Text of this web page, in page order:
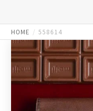
HOME 558614